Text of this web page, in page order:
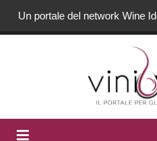
Un portale del network Wine